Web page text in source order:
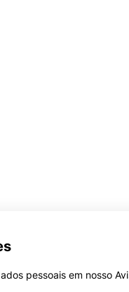
pessoais em nosso
necessários